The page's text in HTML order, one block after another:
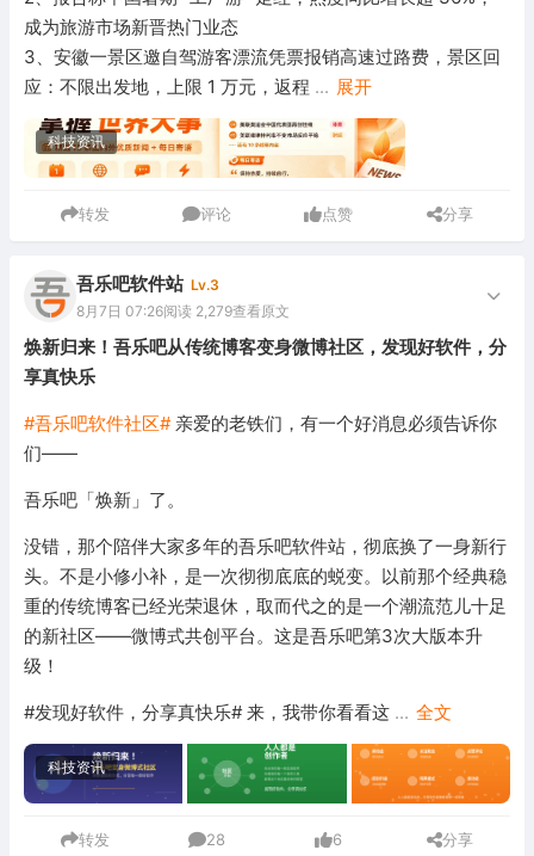
成为旅游市场新晋热门业态
3、安徽一景区邀自驾游客漂流凭票报销高速过路费，景区回
应：不限出发地，上限 1 万元，返程 ... 展开
科技资讯
转发 评论 点赞 分享
吾乐吧软件站 Lv.3
8月7日 07:26阅读 2,279查看原文
焕新归来！吾乐吧从传统博客变身微博社区，发现好软件，分
享真快乐
#吾乐吧软件社区#亲爱的老铁们，有一个好消息必须告诉你
们——
吾乐吧「焕新」了。
没错，那个陪伴大家多年的吾乐吧软件站，彻底换了一身新行
头。不是小修小补，是一次彻彻底底的蜕变。以前那个经典稳
重的传统博客已经光荣退休，取而代之的是一个潮流范儿十足
的新社区——微博式共创平台。这是吾乐吧第3次大版本升
级！
#发现好软件，分享真快乐# 来，我带你看看这 ... 全文
科技资讯
转发 28 6 分享